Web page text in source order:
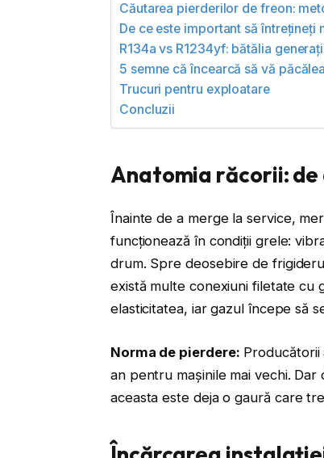
Căutarea pierderilor de freon:
De ce este important să întrețineți
R134a vs R1234yf: bătălia
5 semne că încearcă să vă
Trucuri pentru exploatare
Concluzii
Anatomia răcorii: de
Înainte de a merge la service,
funcționează în condiții grele:
drum. Spre deosebire de
există multe conexiuni filetate cu
elasticitatea, iar gazul începe să
Norma de pierdere: Producătorii
an pentru mașinile mai vechi. Dar
aceasta este deja o gaură care